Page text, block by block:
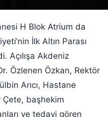
H Blok Atrium da
İlk Altın Parası
Açılışa Akdeniz
Özlenen Özkan, Rektör
Arıcı, Hastane
Çete, başhekim
ve tedavi gören